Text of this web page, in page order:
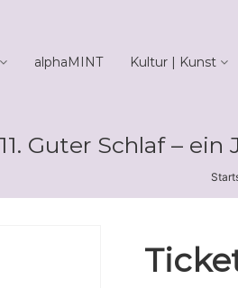
alphaMINT Kultur | Kunst
Guter Schlaf – ein